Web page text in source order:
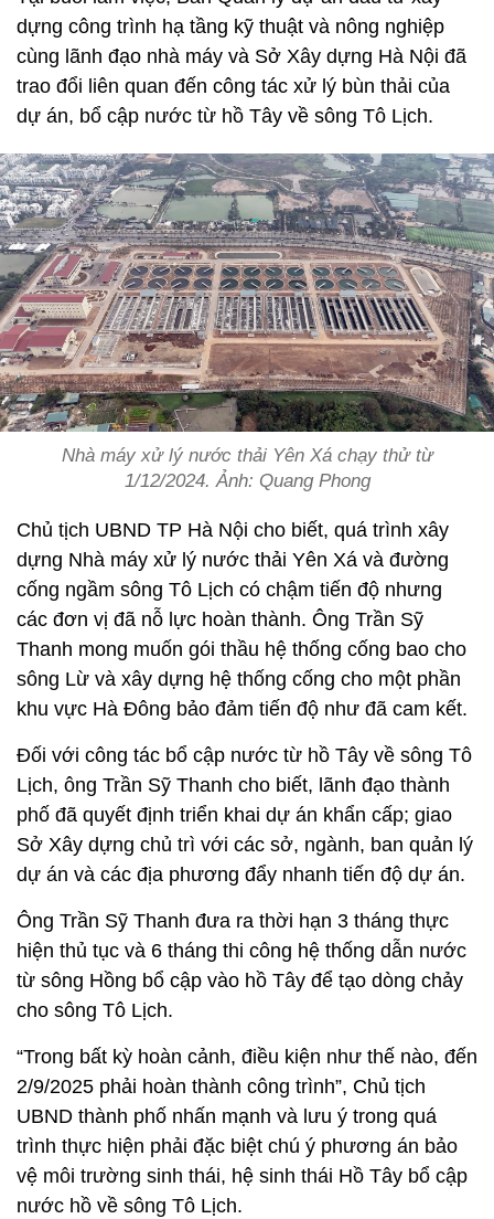
dựng công trình hạ tầng kỹ thuật và nông nghiệp
cùng lãnh đạo nhà máy và Sở Xây dựng Hà Nội đã
trao đổi liên quan đến công tác xử lý bùn thải của
dự án, bổ cập nước từ hồ Tây về sông Tô Lịch.
Nhà máy xử lý nước thải Yên Xá chạy thử từ
1/12/2024. Ảnh: Quang Phong
Chủ tịch UBND TP Hà Nội cho biết, quá trình xây
dựng Nhà máy xử lý nước thải Yên Xá và đường
cống ngầm sông Tô Lịch có chậm tiến độ nhưng
các đơn vị đã nỗ lực hoàn thành. Ông Trần Sỹ
Thanh mong muốn gói thầu hệ thống cống bao cho
sông Lừ và xây dựng hệ thống cống cho một phần
khu vực Hà Đông bảo đảm tiến độ như đã cam kết.
Đối với công tác bổ cập nước từ hồ Tây về sông Tô
Lịch, ông Trần Sỹ Thanh cho biết, lãnh đạo thành
phố đã quyết định triển khai dự án khẩn cấp; giao
Sở Xây dựng chủ trì với các sở, ngành, ban quản lý
dự án và các địa phương đẩy nhanh tiến độ dự án.
Ông Trần Sỹ Thanh đưa ra thời hạn 3 tháng thực
hiện thủ tục và 6 tháng thi công hệ thống dẫn nước
từ sông Hồng bổ cập vào hồ Tây để tạo dòng chảy
cho sông Tô Lịch.
“Trong bất kỳ hoàn cảnh, điều kiện như thế nào, đến
2/9/2025 phải hoàn thành công trình”, Chủ tịch
UBND thành phố nhấn mạnh và lưu ý trong quá
trình thực hiện phải đặc biệt chú ý phương án bảo
vệ môi trường sinh thái, hệ sinh thái Hồ Tây bổ cập
nước hồ về sông Tô Lịch.